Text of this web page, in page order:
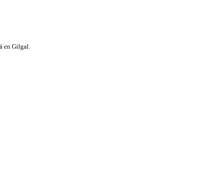
en Gilgal.